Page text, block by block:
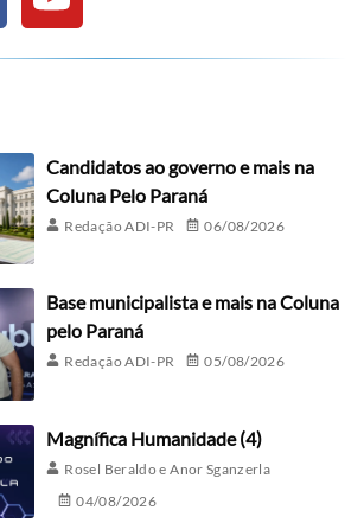
Candidatos ao governo e mais na
Coluna Pelo Paraná
Redação ADI-PR 06/08/2026
Base municipalista e mais na Coluna
pelo Paraná
Redação ADI-PR 05/08/2026
Magnífica Humanidade (4)
Rosel Beraldo e Anor Sganzerla
04/08/2026